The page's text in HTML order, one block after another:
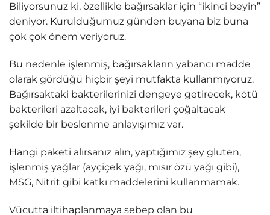
Biliyorsunuz ki, özellikle bağırsaklar için “ikinci beyin”
deniyor. Kurulduğumuz günden buyana biz buna
çok çok önem veriyoruz.
Bu nedenle işlenmiş, bağırsakların yabancı madde
olarak gördüğü hiçbir şeyi mutfakta kullanmıyoruz.
Bağırsaktaki bakterilerinizi dengeye getirecek, kötü
bakterileri azaltacak, iyi bakterileri çoğaltacak
şekilde bir beslenme anlayışımız var.
Hangi paketi alırsanız alın, yaptığımız şey gluten,
işlenmiş yağlar (ayçiçek yağı, mısır özü yağı gibi),
MSG, Nitrit gibi katkı maddelerini kullanmamak.
Vücutta iltihaplanmaya sebep olan bu